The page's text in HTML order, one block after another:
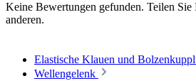
Keine Bewertungen gefunden. Teilen
anderen.
Elastische Klauen und
Wellengelenk